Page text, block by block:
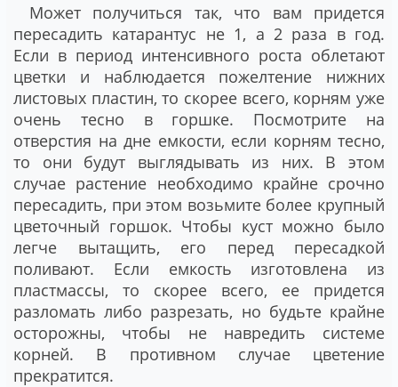
Может получиться так, что вам придется
пересадить катарантус не 1, а 2 раза в год.
Если в период интенсивного роста облетают
цветки и наблюдается пожелтение нижних
листовых пластин, то скорее всего, корням уже
очень тесно в горшке. Посмотрите на
отверстия на дне емкости, если корням тесно,
то они будут выглядывать из них. В этом
случае растение необходимо крайне срочно
пересадить, при этом возьмите более крупный
цветочный горшок. Чтобы куст можно было
легче вытащить, его перед пересадкой
поливают. Если емкость изготовлена из
пластмассы, то скорее всего, ее придется
разломать либо разрезать, но будьте крайне
осторожны, чтобы не навредить системе
корней. В противном случае цветение
прекратится.